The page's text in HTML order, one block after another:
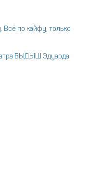
по кайфу, только
ВЫДЫШ Эдуарда